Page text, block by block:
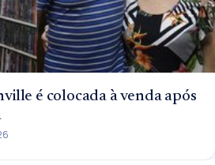
é colocada à venda após